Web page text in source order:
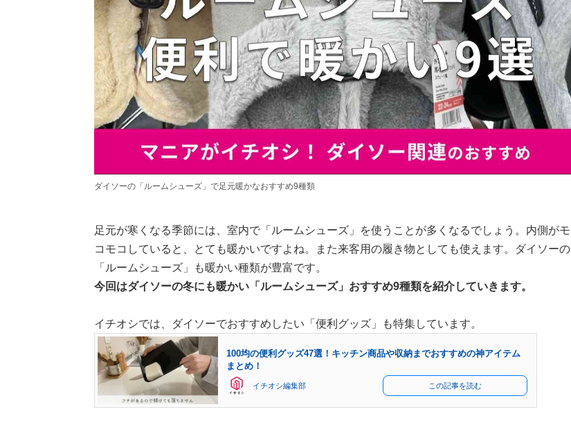
ダイソーの「ルームシューズ」で足元暖かなおすすめ9種類
足元が寒くなる季節には、室内で「ルームシューズ」を使うことが多くなるでしょう。内側がモ
コモコしていると、とても暖かいですよね。また来客用の履き物としても使えます。ダイソーの
「ルームシューズ」も暖かい種類が豊富です。
今回はダイソーの冬にも暖かい「ルームシューズ」おすすめ9種類を紹介していきます。
イチオシでは、ダイソーでおすすめしたい「便利グッズ」も特集しています。
100均の便利グッズ47選！キッチン商品や収納までおすすめの神アイテム
まとめ！
イチオシ編集部 この記事を読む